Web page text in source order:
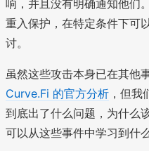
响，并且没有明确通知他们
重入保护，在特定条件下可
讨。
虽然这些攻击本身已在其他
Curve.Fi 的官方分析 ，但
到底出了什么问题，为什么
可以从这些事件中学习到什么